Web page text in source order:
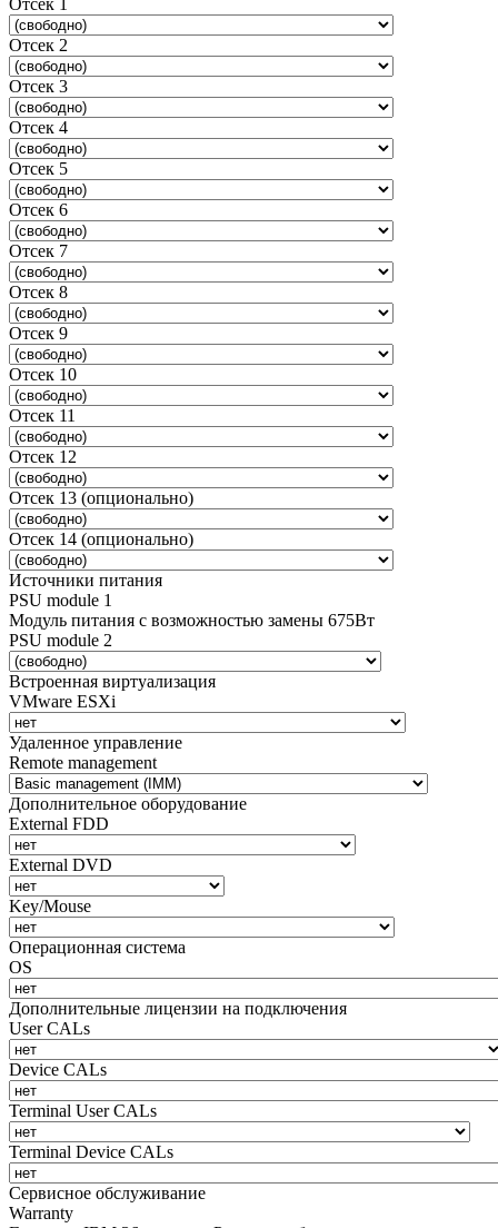
Отсек 2
Отсек 3
Отсек 4
Отсек 5
Отсек 6
Отсек 7
Отсек 8
Отсек 9
Отсек 10
Отсек 11
Отсек 12
Отсек 13 (опционально)
Отсек 14 (опционально)
Источники питания
PSU module 1
Модуль питания с возможностью замены 675Вт
PSU module 2
Встроенная виртуализация
VMware ESXi
Удаленное управление
Remote management
Дополнительное оборудование
External FDD
External DVD
Key/Mouse
Операционная система
OS
Дополнительные лицензии на подключения
User CALs
Device CALs
Terminal User CALs
Terminal Device CALs
Сервисное обслуживание
Warranty